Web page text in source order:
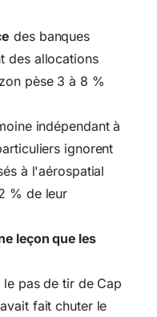
des banques
des allocations
pèse 3 à 8 %
indépendant à
ignorent
à l'aérospatial
% de leur
leçon que les
pas de tir de Cap
fait chuter le